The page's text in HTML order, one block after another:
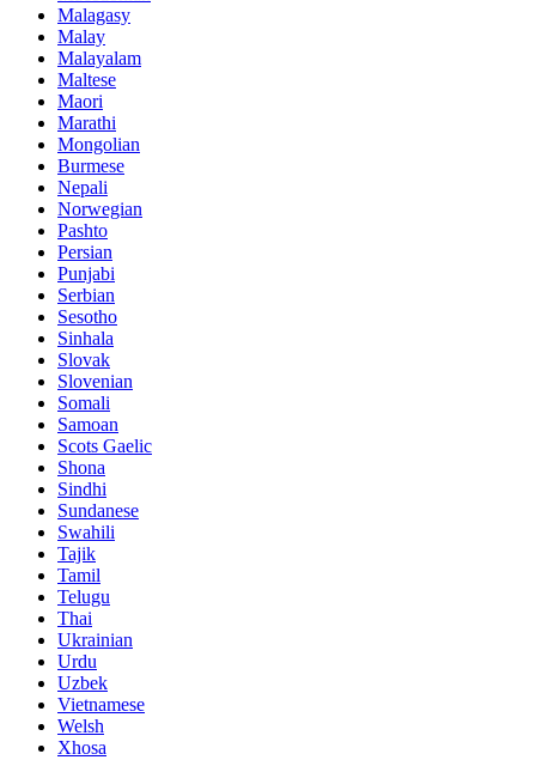
Malagasy
Malay
Malayalam
Maltese
Maori
Marathi
Mongolian
Burmese
Nepali
Norwegian
Pashto
Persian
Punjabi
Serbian
Sesotho
Sinhala
Slovak
Slovenian
Somali
Samoan
Scots Gaelic
Shona
Sindhi
Sundanese
Swahili
Tajik
Tamil
Telugu
Thai
Ukrainian
Urdu
Uzbek
Vietnamese
Welsh
Xhosa